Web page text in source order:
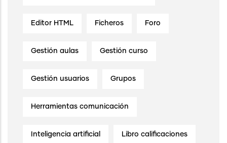
Editor HTML Ficheros Foro
Gestión aulas Gestión curso
Gestión usuarios Grupos
Herramientas comunicación
Inteligencia artificial Libro calificaciones